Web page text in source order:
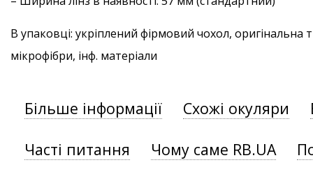
В упаковці: укріплений фірмовий чохол, оригінальна
мікрофібри, інф. матеріали
Більше інформації Схожі окуляри
Часті питання Чому саме RB.UA